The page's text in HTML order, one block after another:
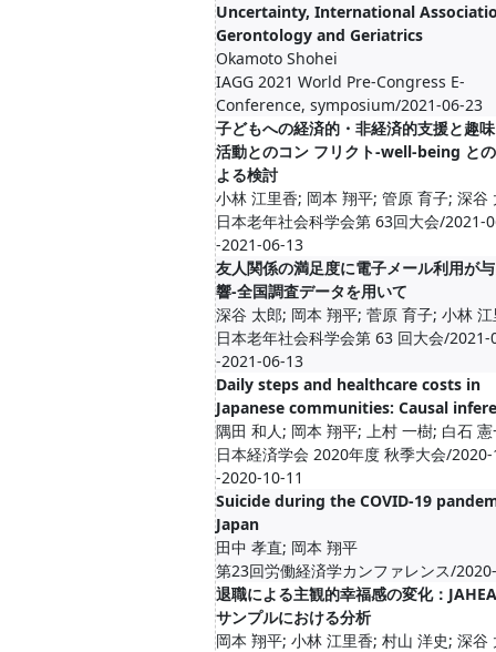
Uncertainty, International
Gerontology and Geriatrics
Okamoto Shohei
IAGG 2021 World Pre-Congress E-
Conference, symposium/2021-06-23
子どもへの経済的・非経済的支援と趣
活動とのコン フリクト-well-being と
よる検討
小林 江里香; 岡本 翔平; 管原 育子; 深谷
日本老年社会科学会第 63回大会/2021-
-2021-06-13
友人関係の満足度に電子メール利用が
響-全国調査データを用いて
深谷 太郎; 岡本 翔平; 菅原 育子; 小林
日本老年社会科学会第 63 回大会/
-2021-06-13
Daily steps and healthcare costs in
Japanese communities: Causal
隅田 和人; 岡本 翔平; 上村 一樹; 白石
日本経済学会 2020年度 秋季大会/
-2020-10-11
Suicide during the COVID-19
Japan
田中 孝直; 岡本 翔平
第23回労働経済学カンファレンス/
退職による主観的幸福感の変化：
サンプルにおける分析
岡本 翔平; 小林 江里香; 村山 洋史; 深谷